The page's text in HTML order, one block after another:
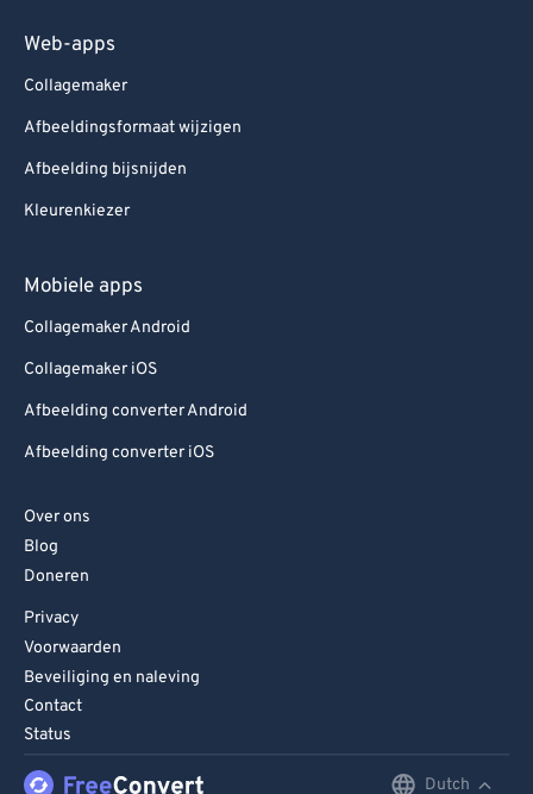
Web-apps
Collagemaker
Afbeeldingsformaat wijzigen
Afbeelding bijsnijden
Kleurenkiezer
Mobiele apps
Collagemaker Android
Collagemaker iOS
Afbeelding converter Android
Afbeelding converter iOS
Over ons
Blog
Doneren
Privacy
Voorwaarden
Beveiliging en naleving
Contact
Status
Dutch